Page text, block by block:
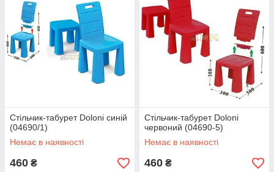
Стільчик-табурет Doloni синій
(04690/1)
Немає в наявності
460 ₴
Стільчик-табурет Doloni
червоний (04690-5)
Немає в наявності
460 ₴